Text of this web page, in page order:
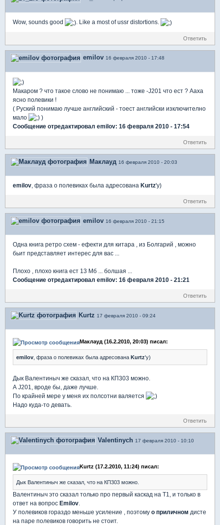
Wow, sounds good . Like a most of ussr distortions.
Ответить
emilov 16 февраля 2010 - 17:48
Макаром ? что такое слово не понимаю ... тоже -J201 что ест ? Ааха
ясно полевики !
( Руский понимаю лучше английский - тоест английски изключително
мало
)
Сообщение отредактировал emilov: 16 февраля 2010 - 17:54
Ответить
Маклауд 16 февраля 2010 - 20:03
emilov, фраза о полевиках была адресована Kurtz'у)
Ответить
emilov 16 февраля 2010 - 21:15
Одна книга ретро схем - ефекти для китара , из Болгарий , можно
бьит представляет интерес для вас ...
Плохо , плохо книга ест 13 Мб ... болшая ...
Сообщение отредактировал emilov: 16 февраля 2010 - 21:21
Ответить
Kurtz 17 февраля 2010 - 09:24
Маклауд (16.2.2010, 20:03) писал:
emilov , фраза о полевиках была адресована Kurtz'у)
Дык Валентиныч же сказал, что на КП303 можно.
А J201, вроде бы, даже лучше.
По крайней мере у меня их полсотни валяется
Надо куда-то девать.
Ответить
Valentinych 17 февраля 2010 - 10:10
Kurtz (17.2.2010, 11:24) писал:
Дык Валентиныч же сказал, что на КП303 можно.
Валентиныч это сказал только про первый каскад на Т1, и только в
ответ на вопрос Emilov
У полевиков гораздо меньше усиление , поэтому о приличном дисте
на паре полевиков говорить не стоит.